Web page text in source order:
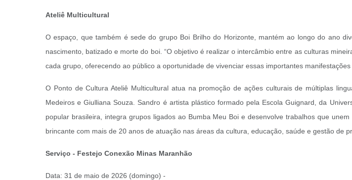
Ateliê Multicultural
O espaço, que também é sede do grupo Boi Brilho do Horizonte, mantém ao longo do ano
nascimento, batizado e morte do boi. “O objetivo é realizar o intercâmbio entre as culturas
cada grupo, oferecendo ao público a oportunidade de vivenciar essas importantes
O Ponto de Cultura Ateliê Multicultural atua na promoção de ações culturais de múltiplas
Medeiros e Giulliana Souza. Sandro é artista plástico formado pela Escola Guignard, da
popular brasileira, integra grupos ligados ao Bumba Meu Boi e desenvolve trabalhos que
brincante com mais de 20 anos de atuação nas áreas da cultura, educação, saúde e gestão de
Serviço - Festejo Conexão Minas Maranhão
Data: 31 de maio de 2026 (domingo) -